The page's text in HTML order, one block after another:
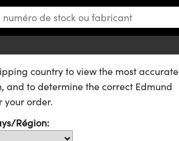
Lentilles Achromatiques Traitées VIS 0°
Noircis, 75 mm
D’autres traitements
country to view the most accurate
and to determine the correct Edmund
your order.
Région: